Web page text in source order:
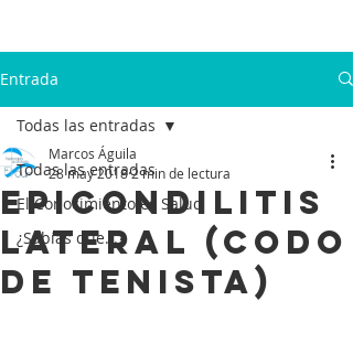
Entrada
Todas las entradas
El Conocimiento es Salud
¿Sabías que...?
Todas las entradas
Epicondilitis
Lateral (Codo
de Tenista)
Marcos Águila
28 may 20182 min de lectura